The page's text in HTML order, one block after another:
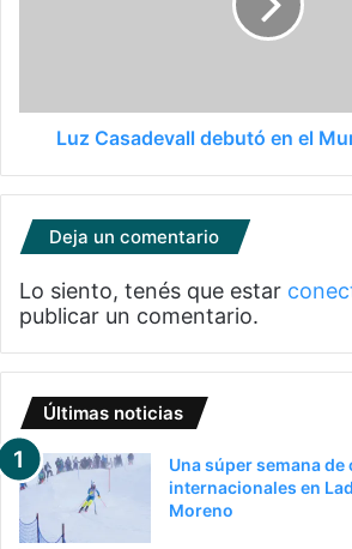
Luz Casadevall debutó en el
Deja un comentario
Lo siento, tenés que estar
publicar un comentario.
Últimas noticias
Una súper semana
internacionales en
Moreno